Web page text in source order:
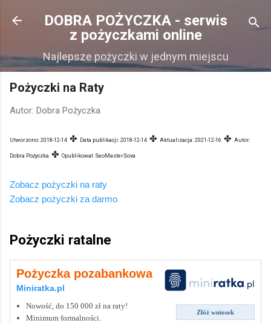
Przejdź do głównej zawartości
DOBRA POŻYCZKA - serwis
z pożyczkami online
Najlepsze pożyczki w jednym miejscu
Pożyczki na Raty
Autor: Dobra Pożyczka
Utworzono: 2018-12-14 ✤ Data publikacji: 2018-12-14 ✤ Aktualizacja: 2021-12-16 ✤ Autor:
Dobra Pożyczka ✤ Opublikował: SeoMasterSova
Zobacz pożyczki na raty
Zobacz pożyczki za darmo
Pożyczki ratalne
Pożyczka pozabankowa
Miniratka.pl
Złóż wniosek
Nowość, do 150 000 zł na raty!
Minimum formalności.